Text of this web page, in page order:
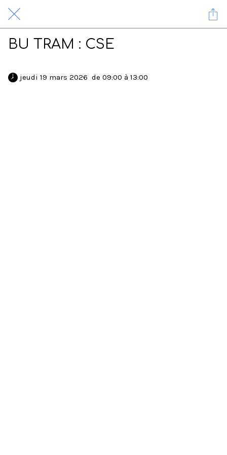
BU TRAM : CSE
jeudi 19 mars 2026  de 09:00 à 13:00